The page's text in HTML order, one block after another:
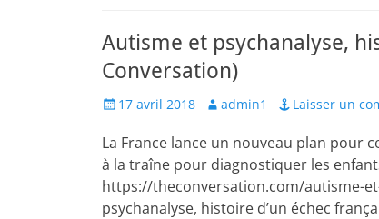
Autisme et psychanalyse,
Conversation)
Posted
17 avril 2018 Author
admin1 Laisser un
La France lance un nouveau plan pour
à la traîne pour diagnostiquer les
https://theconversation.com/autisme-
psychanalyse, histoire d’un échec